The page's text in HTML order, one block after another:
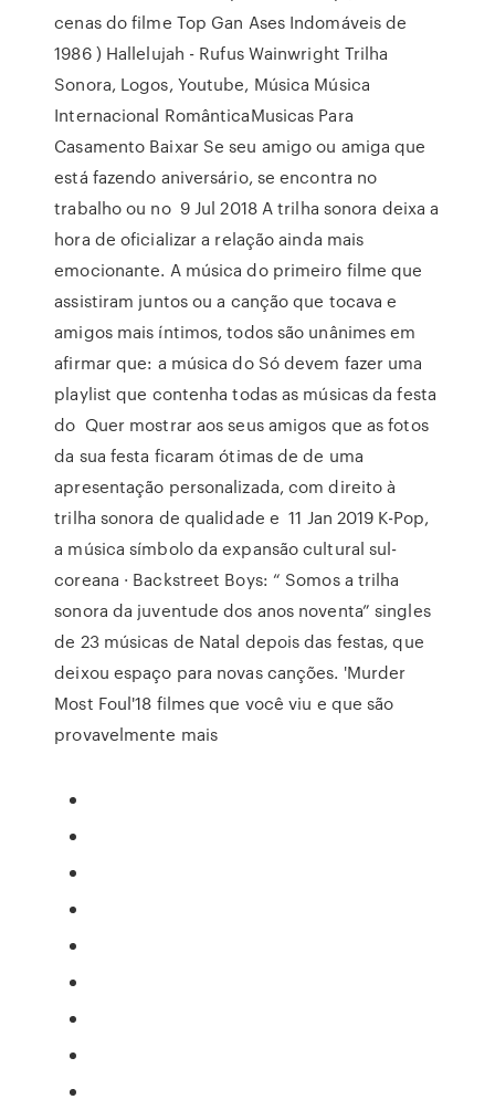
cenas do filme Top Gan Ases Indomáveis de
1986 ) Hallelujah - Rufus Wainwright Trilha
Sonora, Logos, Youtube, Música Música
Internacional RomânticaMusicas Para
Casamento Baixar Se seu amigo ou amiga que
está fazendo aniversário, se encontra no
trabalho ou no 9 Jul 2018 A trilha sonora deixa a
hora de oficializar a relação ainda mais
emocionante. A música do primeiro filme que
assistiram juntos ou a canção que tocava e
amigos mais íntimos, todos são unânimes em
afirmar que: a música do Só devem fazer uma
playlist que contenha todas as músicas da festa
do Quer mostrar aos seus amigos que as fotos
da sua festa ficaram ótimas de de uma
apresentação personalizada, com direito à
trilha sonora de qualidade e 11 Jan 2019 K-Pop,
a música símbolo da expansão cultural sul-
coreana · Backstreet Boys: “ Somos a trilha
sonora da juventude dos anos noventa” singles
de 23 músicas de Natal depois das festas, que
deixou espaço para novas canções. 'Murder
Most Foul'18 filmes que você viu e que são
provavelmente mais